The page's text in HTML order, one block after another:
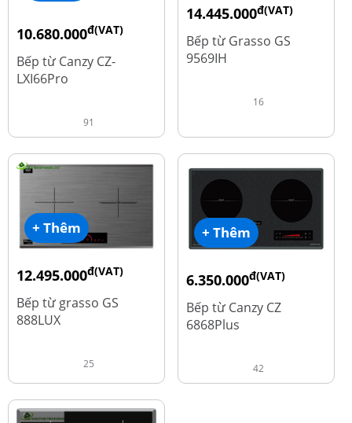
10.680.000đ(VAT)
Bếp từ Canzy CZ-
LXI66Pro
91
14.445.000đ(VAT)
19.260.000
Bếp từ Grasso GS
9569IH
16
+ Thêm
12.495.000đ(VAT)
16.660.000
Bếp từ grasso GS
888LUX
25
+ Thêm
6.350.000đ(VAT)
Bếp từ Canzy CZ
6868Plus
42